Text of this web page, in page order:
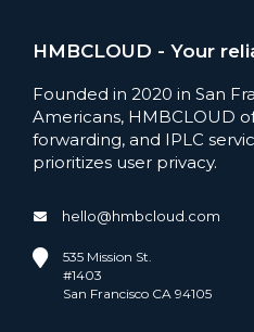
HMBCLOUD - Your
Founded in 2020 in San
Americans, HMBCLOUD
forwarding, and IPLC
prioritizes user privacy.
hello@hmbcloud.com
535 Mission St.
#1403
San Francisco CA 94105